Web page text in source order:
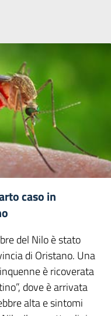
caso in
del Nilo è stato
di Oristano. Una
è ricoverata
dove è arrivata
alta e sintomi